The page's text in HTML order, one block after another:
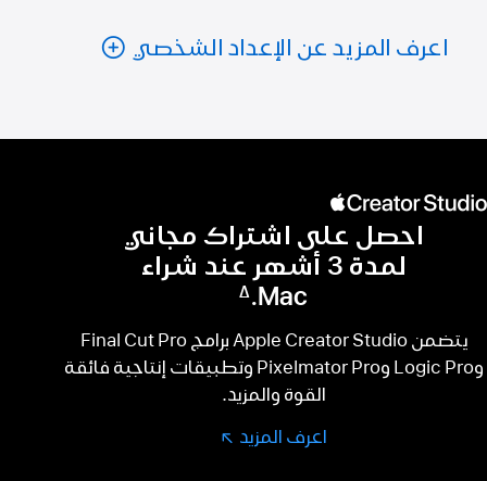
اعرف المزيد عن الإعداد الشخصي
احصل على اشتراك مجاني
لمدة 3 أشهر عند شراء
Mac.
∆
يتضمن Apple Creator Studio برامج Final Cut Pro
وLogic Pro وPixelmator Pro وتطبيقات إنتاجية فائقة
القوة والمزيد.
اعرف المزيد اعرف
(Opens